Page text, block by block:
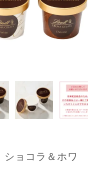
ショコラ＆ホワ